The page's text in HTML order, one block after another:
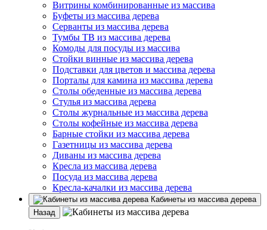
Витрины комбинированные из массива
Буфеты из массива дерева
Серванты из массива дерева
Тумбы ТВ из массива дерева
Комоды для посуды из массива
Стойки винные из массива дерева
Подставки для цветов и массива дерева
Порталы для камина из массива дерева
Столы обеденные из массива дерева
Стулья из массива дерева
Столы журнальные из массива дерева
Столы кофейные из массива дерева
Барные стойки из массива дерева
Газетницы из массива дерева
Диваны из массива дерева
Кресла из массива дерева
Посуда из массива дерева
Кресла-качалки из массива дерева
Кабинеты из массива дерева
Назад